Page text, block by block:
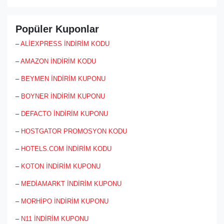
Popüler Kuponlar
–ALİEXPRESS İNDİRİM KODU
–AMAZON İNDİRİM KODU
– BEYMEN İNDİRİM KUPONU
– BOYNER İNDİRİM KUPONU
– DEFACTO İNDİRİM KUPONU
– HOSTGATOR PROMOSYON KODU
– HOTELS.COM İNDİRİM KODU
– KOTON İNDİRİM KUPONU
– MEDİAMARKT İNDİRİM KUPONU
– MORHİPO İNDİRİM KUPONU
– N11 İNDİRİM KUPONU